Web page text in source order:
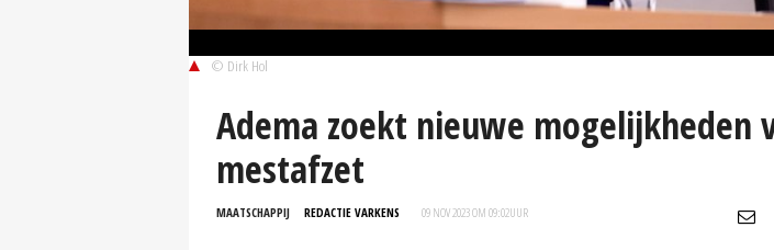
© Dirk Hol
Adema zoekt nieuwe mogelijkheden
mestafzet
MAATSCHAPPIJ REDACTIE VARKENS 09 NOV 2023 OM 09:02UUR